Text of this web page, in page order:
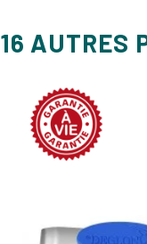
16 AUTRES